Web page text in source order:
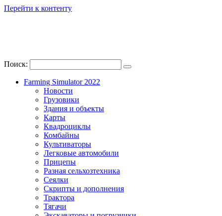
Перейти к контенту
Поиск:
Farming Simulator 2022
Новости
Грузовики
Здания и объекты
Карты
Квадроциклы
Комбайны
Культиваторы
Легковые автомобили
Прицепы
Разная сельхозтехника
Сеялки
Скрипты и дополнения
Трактора
Тягачи